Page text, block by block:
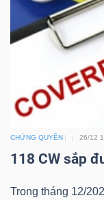
CHỨNG QUYỀN 26/12
118 CW sắp
Trong tháng 12/
Tất cả
Bài
viết
tác